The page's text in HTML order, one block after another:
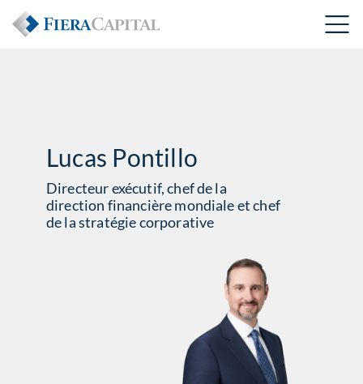
Lucas Pontillo
Directeur exécutif, chef de la
direction financière mondiale et chef
de la stratégie corporative